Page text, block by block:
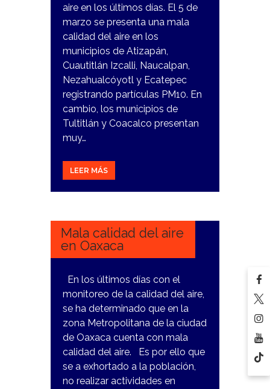
aire en los últimos días. El 5 de
marzo se presenta una mala
calidad del aire en los
municipios de Atizapán,
Cuautitlán Izcalli, Naucalpan,
Nezahualcóyotl y Ecatepec
registrando partículas PM10. En
cambio, los municipios de
Tultitlán y Coacalco presentan
muy…
LEER MÁS
4
Mala calidad del aire
en Oaxaca
En los últimos días con el
monitoreo de la calidad del aire,
se ha determinado que en la
zona Metropolitana de la ciudad
de Oaxaca cuenta con mala
calidad del aire. Es por ello que
se a exhortado a la población,
no realizar actividades en